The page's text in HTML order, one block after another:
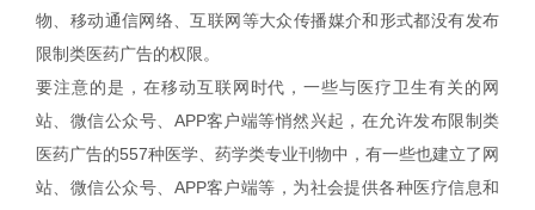
物、移动通信网络、互联网等大众传播媒介和形式都没有发布
限制类医药广告的权限。
要注意的是，在移动互联网时代，一些与医疗卫生有关的网
站、微信公众号、APP客户端等悄然兴起，在允许发布限制类
医药广告的557种医学、药学类专业刊物中，有一些也建立了网
站、微信公众号、APP客户端等，为社会提供各种医疗信息和